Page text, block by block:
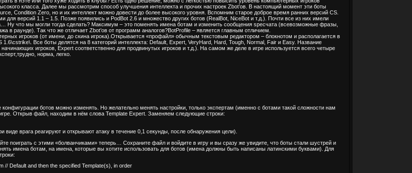
класса. Далее мы рассмотрим способ улучшения интеллекта и прочих настроек Zbot’ов. В настоящий момент эти боты
Condition Zero, но и их интеллект можно довести до более высокого уровня. Вспомним старое доброе время ранних версий CS.
для версий 1.1 – 1.5. Позже появились и PodBot 2.6 и множество других ботов (RealBot, NiceBot и т.д.). Почти все из них имели
Ну что мы могли тогда сделать? Максимум – это поменять имена ботам и изменить сообщения specчата (всевозможные фразы,
в раунде). Так что же отличает Zbot’ов от программ аналогов?BotProfile – является главным отличием.
игроков (от имени, до скина игрока).Открывается «профайл» обычным текстовым редактором – блокнотом и располагается в
Все боты делятся на 8 категорий интеллекта: Default, Expert, VeryHard, Hard, Tough, Normal, Fair и Easy. Название
игроков, Expert соответственно для продвинутых игроков и т.д.). На самом же деле в игре используется всего четыре
норма, легко.
ботов можно изменять. Но желательно менять настройки, только экспертам (именно с ботами такой сложности нам
Открыв файл, находим в нём слова Template Expert. Заменяем следующие строки:
врага реагируют и открывают атаку в течение 0,1 секунды, после обнаружения цели).
поиграть с этими «болванчиками» теперь… Сохраните файл и войдите в игру и вы сразу же увидите, что боты стали шустрей и
имена ботам, на имена, которые вы хотите использовать для ботов (имена должны быть написаны латинскими буквами). Для
// Default and then the specified Template(s), in order